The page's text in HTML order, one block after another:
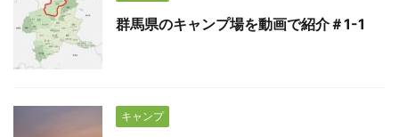
群馬県のキャンプ場を動画で紹介＃1-1
キャンプ